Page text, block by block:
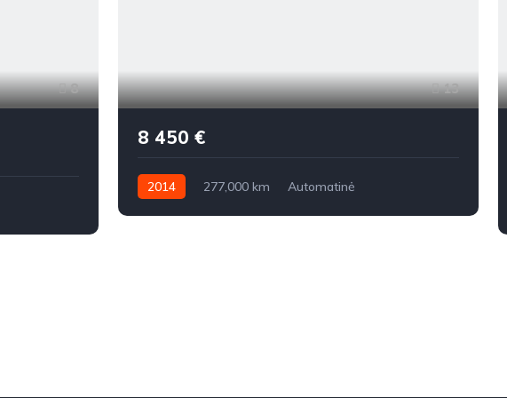
8 13
8 450 €
2014 277,000 km
Automatinė